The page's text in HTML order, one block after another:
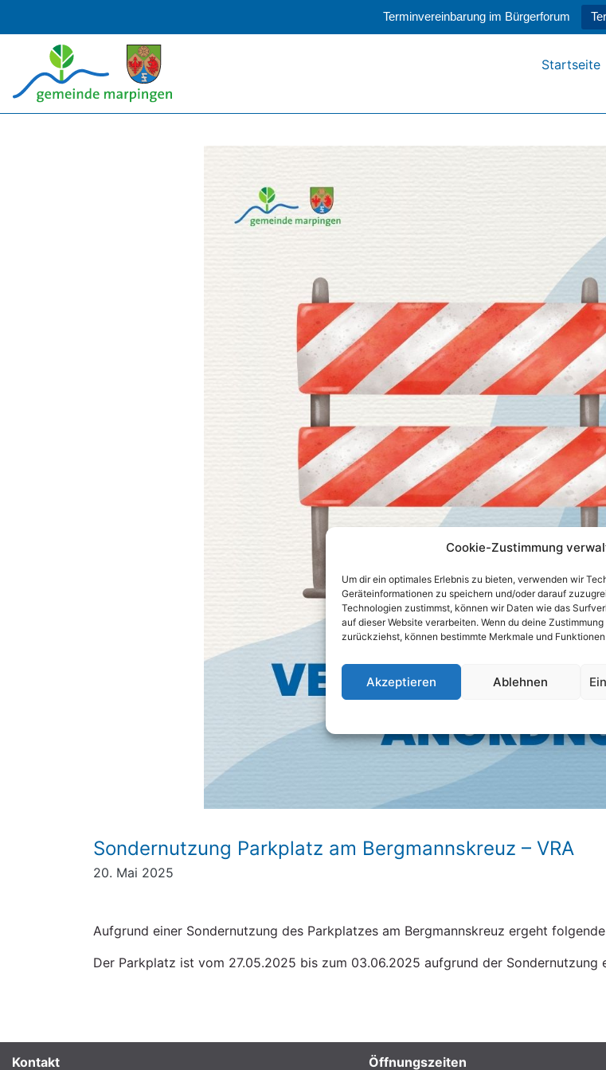
Terminvereinbarung im Bürgerforum
Cookie-Zustimmung
Um dir ein optimales Erlebnis zu bieten, verwenden wir
Geräteinformationen zu speichern und/oder darauf
Technologien zustimmst, können wir Daten wie das
auf dieser Website verarbeiten. Wenn du deine
zurückziehst, können bestimmte Merkmale und
Akzeptieren Ablehnen
Startseite
Sondernutzung Parkplatz am Bergmannskreuz – VRA
20. Mai 2025
Aufgrund einer Sondernutzung des Parkplatzes am Bergmannskreuz ergeht
Der Parkplatz ist vom 27.05.2025 bis zum 03.06.2025 aufgrund der Sondernutzung
Kontakt Öffnungszeiten